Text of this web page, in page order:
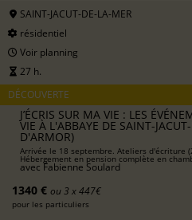
SAINT-JACUT-DE-LA-MER
résidentiel
Voir planning
27 h.
DÉCOUVERTE
J’ÉCRIS SUR MA VIE : LES
VIE À L'ABBAYE DE SAINT-
D'ARMOR)
Arrivée le 18 septembre. Ateliers d'écriture
Hébergement en pension complète en
avec Fabienne Soulard
1340 € ou 3 x 447€
pour les particuliers